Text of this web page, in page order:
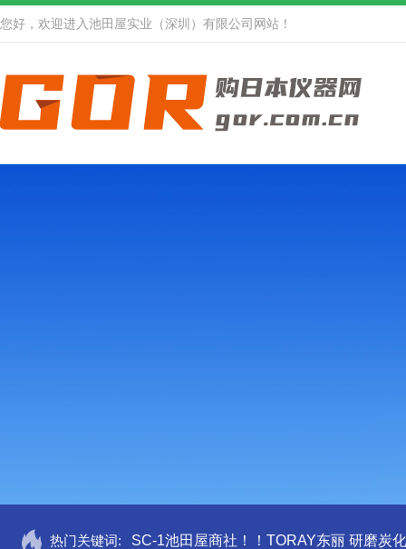
您好，欢迎进入池田屋实业（深圳）有限公司网站！
热门关键词: SC-1池田屋商社！！TORAY东丽 研磨炭